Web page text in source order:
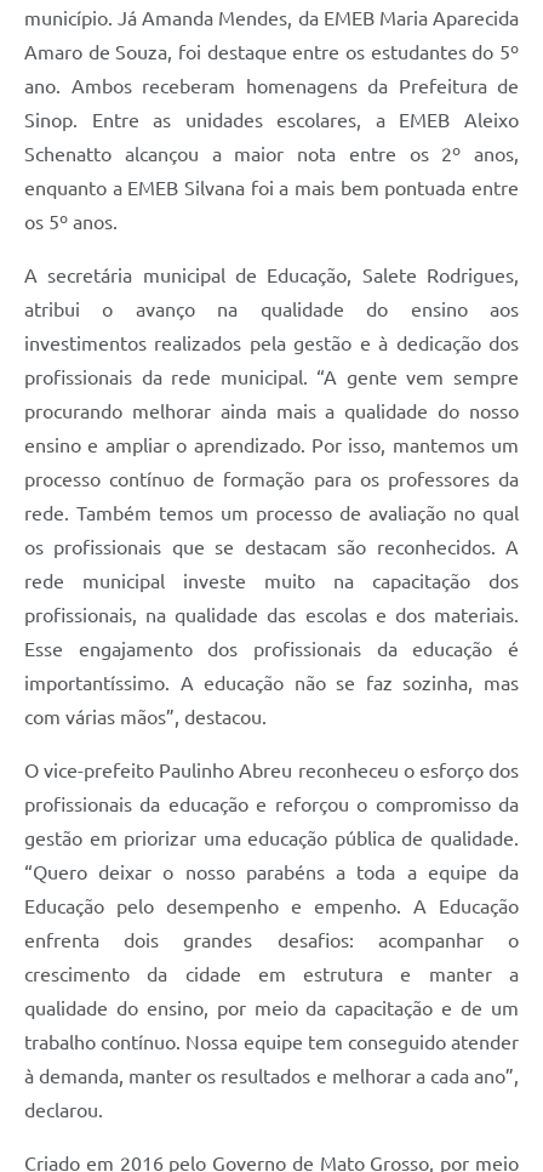
município. Já Amanda Mendes, da EMEB Maria Aparecida
Amaro de Souza, foi destaque entre os estudantes do 5º
ano. Ambos receberam homenagens da Prefeitura de
Sinop. Entre as unidades escolares, a EMEB Aleixo
Schenatto alcançou a maior nota entre os 2º anos,
enquanto a EMEB Silvana foi a mais bem pontuada entre
os 5º anos.
A secretária municipal de Educação, Salete Rodrigues,
atribui o avanço na qualidade do ensino aos
investimentos realizados pela gestão e à dedicação dos
profissionais da rede municipal. “A gente vem sempre
procurando melhorar ainda mais a qualidade do nosso
ensino e ampliar o aprendizado. Por isso, mantemos um
processo contínuo de formação para os professores da
rede. Também temos um processo de avaliação no qual
os profissionais que se destacam são reconhecidos. A
rede municipal investe muito na capacitação dos
profissionais, na qualidade das escolas e dos materiais.
Esse engajamento dos profissionais da educação é
importantíssimo. A educação não se faz sozinha, mas
com várias mãos”, destacou.
O vice-prefeito Paulinho Abreu reconheceu o esforço dos
profissionais da educação e reforçou o compromisso da
gestão em priorizar uma educação pública de qualidade.
“Quero deixar o nosso parabéns a toda a equipe da
Educação pelo desempenho e empenho. A Educação
enfrenta dois grandes desafios: acompanhar o
crescimento da cidade em estrutura e manter a
qualidade do ensino, por meio da capacitação e de um
trabalho contínuo. Nossa equipe tem conseguido atender
à demanda, manter os resultados e melhorar a cada ano”,
declarou.
Criado em 2016 pelo Governo de Mato Grosso, por meio